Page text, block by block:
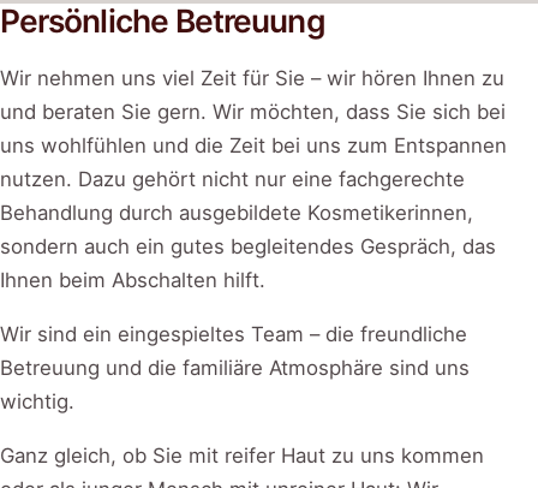
Persönliche Betreuung
Wir nehmen uns viel Zeit für Sie – wir hören Ihnen zu
und beraten Sie gern. Wir möchten, dass Sie sich bei
uns wohlfühlen und die Zeit bei uns zum Entspannen
nutzen. Dazu gehört nicht nur eine fachgerechte
Behandlung durch ausgebildete Kosmetikerinnen,
sondern auch ein gutes begleitendes Gespräch, das
Ihnen beim Abschalten hilft.
Wir sind ein eingespieltes Team – die freundliche
Betreuung und die familiäre Atmosphäre sind uns
wichtig.
Ganz gleich, ob Sie mit reifer Haut zu uns kommen